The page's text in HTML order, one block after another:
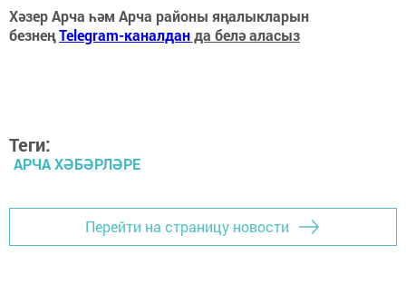
Хәзер Арча һәм Арча районы яңалыкларын
безнеңTelegram-каналданда белә аласыз
Теги:
АРЧА ХӘБӘРЛӘРЕ
Перейти на страницу новости